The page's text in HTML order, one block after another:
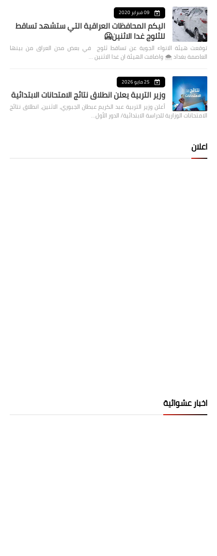
09 فبراير 2020
اليكم المحافظات العراقية التي ستشهد تساقط
للثلوج غدا الاثنين🥶
توقعت هيئة الانواء الجوية عن تساقط ثلوج في بعض مدن العراق من بينها
العاصمة بغداد ⁦🌨️⁩ واضافت الهيئة ان غدا الاثنين …
25 مايو 2026
وزير التربية يعلن انطلاق نتائج الامتحانات الابتدائية
أعلن وزير التربية عبد الكريم عبطان الجبوري، الاثنين، انطلاق نتائج
الامتحانات الوزارية للدراسة الابتدائية/ الدور الأول…
اعلان
اخبار عشوائية